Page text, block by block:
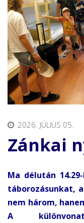
2026. JÚLIUS 05.
Zánkai
Ma délután
táborozásunkat,
nem három,
A